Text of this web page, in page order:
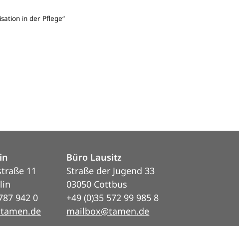
in der Pflege“
11
942 0
Büro Lausitz
Straße der Jugend 33
03050 Cottbus
+49 (0)35 572 99 985 8
mailbox@tamen.de